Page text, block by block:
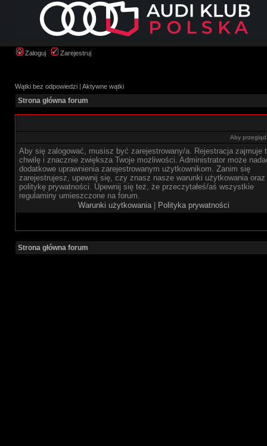
Zaloguj Zarejestruj
Wątki bez odpowiedzi | Aktywne wątki
Strona główna forum
Aby
Aby się zalogować, musisz być zarejestrowany/a. Rejestracja zajmuje
chwilę i znacznie zwiększa Twoje możliwości. Administrator może
dodatkowe uprawnienia zarejestrowanym użytkownikom. Zanim się
zarejestrujesz, upewnij się, czy znasz nasze warunki użytkowania oraz
politykę prywatności. Upewnij się też, że przeczytałeś/aś wszystkie
regulaminy umieszczone na forum.
Warunki użytkowania| Polityka prywatności
Strona główna forum